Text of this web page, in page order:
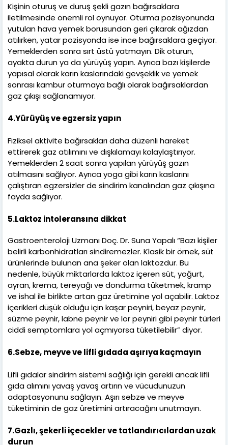
Kişinin oturuş ve duruş şekli gazın bağırsaklara
iletilmesinde önemli rol oynuyor. Oturma pozisyonunda
yutulan hava yemek borusundan geri çıkarak ağızdan
atılırken, yatar pozisyonda ise ince bağırsaklara geçiyor.
Yemeklerden sonra sırt üstü yatmayın. Dik oturun,
ayakta durun ya da yürüyüş yapın. Ayrıca bazı kişilerde
yapısal olarak karın kaslarındaki gevşeklik ve yemek
sonrası kambur oturmaya bağlı olarak bağırsaklardan
gaz çıkışı sağlanamıyor.
4.Yürüyüş ve egzersiz yapın
Fiziksel aktivite bağırsakları daha düzenli hareket
ettirerek gaz atılımını ve dışkılamayı kolaylaştırıyor.
Yemeklerden 2 saat sonra yapılan yürüyüş gazın
atılmasını sağlıyor. Ayrıca yoga gibi karın kaslarını
çalıştıran egzersizler de sindirim kanalından gaz çıkışına
fayda sağlıyor.
5.Laktoz intoleransına dikkat
Gastroenteroloji Uzmanı Doç. Dr. Suna Yapalı “Bazı kişiler
belirli karbonhidratları sindiremezler. Klasik bir örnek, süt
ürünlerinde bulunan ana şeker olan laktozdur. Bu
nedenle, büyük miktarlarda laktoz içeren süt, yoğurt,
ayran, krema, tereyağı ve dondurma tüketmek, kramp
ve ishal ile birlikte artan gaz üretimine yol açabilir. Laktoz
içerikleri düşük olduğu için kaşar peyniri, beyaz peynir,
süzme peynir, labne peynir ve lor peyniri gibi peynir türleri
ciddi semptomlara yol açmıyorsa tüketilebilir” diyor.
6.Sebze, meyve ve lifli gıdada aşırıya kaçmayın
Lifli gıdalar sindirim sistemi sağlığı için gerekli ancak lifli
gıda alımını yavaş yavaş artırın ve vücudunuzun
adaptasyonunu sağlayın. Aşırı sebze ve meyve
tüketiminin de gaz üretimini artıracağını unutmayın.
7.Gazlı, şekerli içecekler ve tatlandırıcılardan uzak
durun